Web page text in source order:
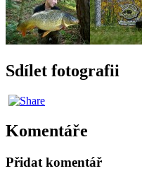
Sdílet fotografii
Komentáře
Přidat komentář